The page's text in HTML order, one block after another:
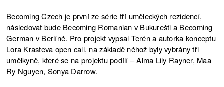
Becoming Czech je první ze série tří uměleckých rezidencí,
následovat bude Becoming Romanian v Bukurešti a Becoming
German v Berlíně. Pro projekt vypsal Terén a autorka konceptu
Lora Krasteva open call, na základě něhož byly vybrány tři
umělkyně, které se na projektu podílí – Alma Lily Rayner, Maa
Ry Nguyen, Sonya Darrow.